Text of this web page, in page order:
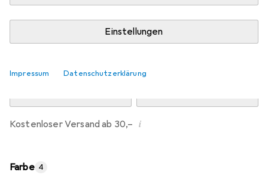
Einstellungen
Impressum Datenschutzerklärung
FR
Kostenloser Versand ab 30,– i
Farbe 4